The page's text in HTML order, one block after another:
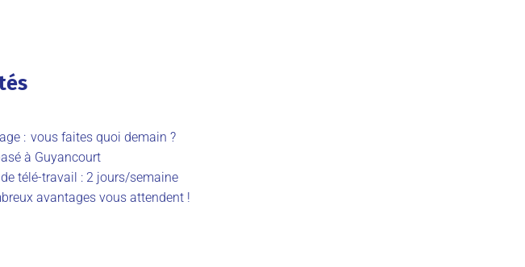
: vous faites quoi demain ?
à Guyancourt
télé-travail : 2 jours/semaine
avantages vous attendent !